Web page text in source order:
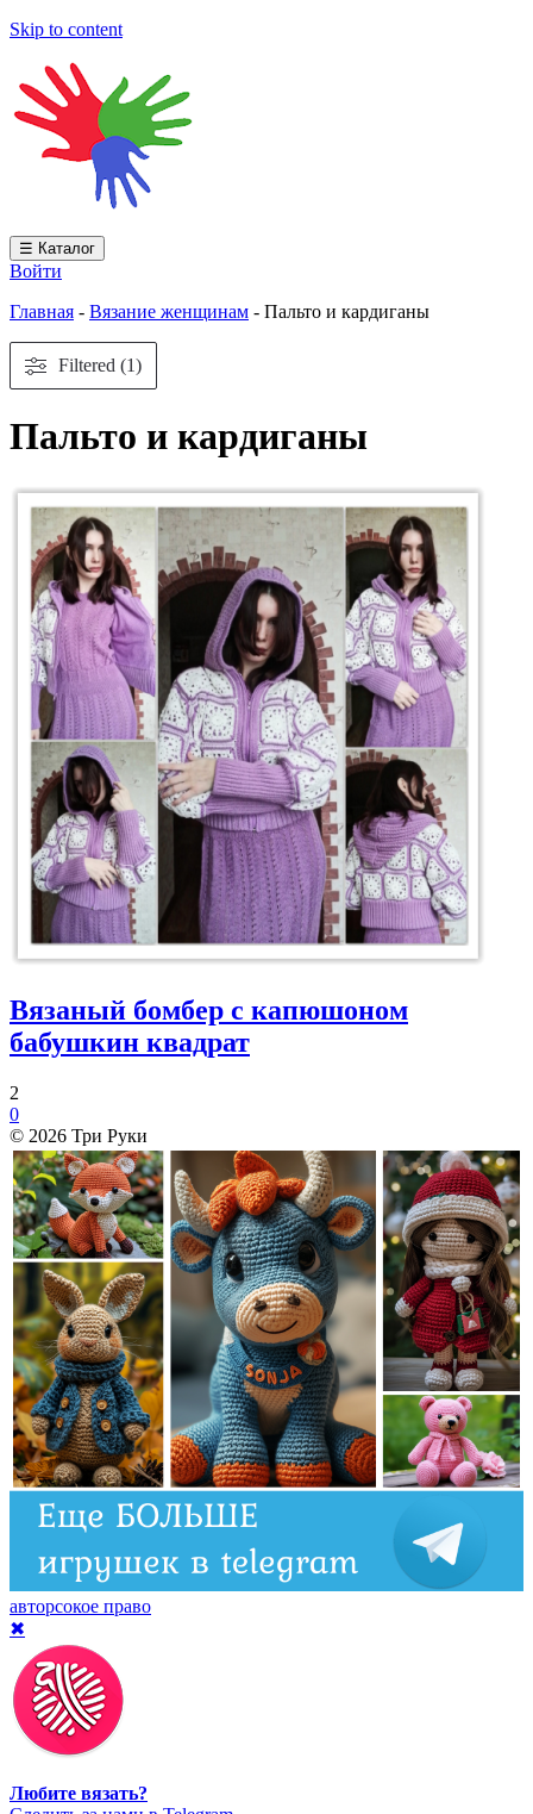
Skip to content
☰ Каталог
Войти
Главная - Вязание женщинам - Пальто и кардиганы
Filtered (1)
Пальто и кардиганы
Вязаный бомбер с капюшоном
бабушкин квадрат
2
0
© 2026 Три Руки
авторсокое право
✖
Любите вязать?